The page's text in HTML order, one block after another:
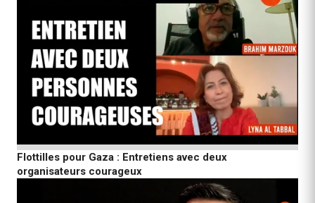
Flottilles pour Gaza : Entretiens avec deux
organisateurs courageux